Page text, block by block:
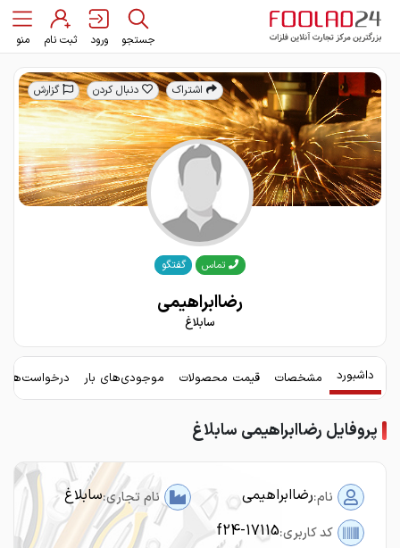
جستجو ورود ثبت نام منو
اشتراک دنبال کردن گزارش
تماس گفتگو
رضاابراهیمی
سابلاغ
داشبورد مشخصات قیمت محصولات موجودی‌های بار
پروفایل رضاابراهیمی سابلاغ
نام:رضاابراهیمی نام تجاری:سابلاغ
کد کاربری:f24-17115